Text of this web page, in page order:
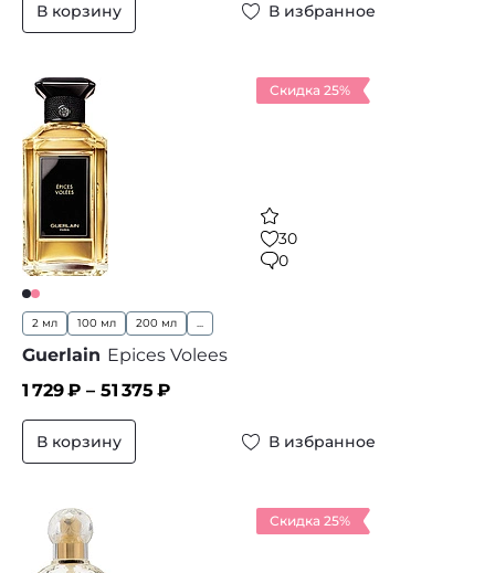
В корзину В избранное
Скидка 25%
30
0
2 мл 100 мл 200 мл ...
Guerlain Epices Volees
1 729₽ – 51 375 ₽
В корзину В избранное
Скидка 25%